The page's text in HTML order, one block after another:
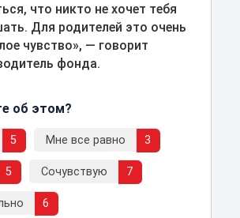
что никто не хочет тебя
Для родителей это очень
чувство», — говорит
фонда.
об этом?
5 Мне все равно 3
5 Сочувствую 7
6